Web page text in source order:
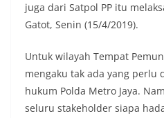
juga dari Satpol PP itu
Gatot, Senin (15/4/2019).
Untuk wilayah Tempat
mengaku tak ada yang perlu
hukum Polda Metro Jaya.
seluru stakeholder siapa